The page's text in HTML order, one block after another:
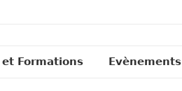
Formations Evènements